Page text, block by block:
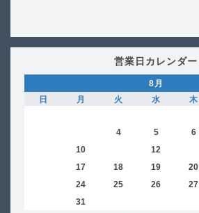
営業日カレンダー
8月
日
月 火 水 木
4 5 6
10 12
17 18 19 20
24 25 26 27
31